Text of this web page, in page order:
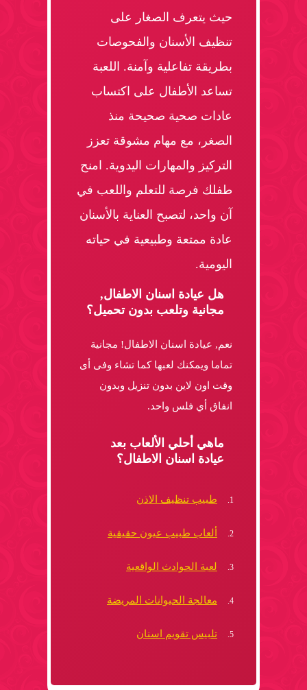
حيث يتعرف الصغار على
تنظيف الأسنان والفحوصات
بطريقة تفاعلية وآمنة. اللعبة
تساعد الأطفال على اكتساب
عادات صحية صحيحة منذ
الصغر، مع مهام مشوقة تعزز
التركيز والمهارات اليدوية. امنح
طفلك فرصة للتعلم واللعب في
آن واحد، لتصبح العناية بالأسنان
عادة ممتعة وطبيعية في حياته
اليومية.
هل عيادة اسنان الاطفال,
مجانية وتلعب بدون تحميل؟
نعم, عيادة اسنان الاطفال! مجانية
تماما ويمكنك لعبها كما تشاء وفى أى
وقت اون لاين بدون تنزيل وبدون
انفاق أي فلس واحد.
ماهي أحلي الألعاب بعد
عيادة اسنان الاطفال؟
طبيب تنظيف الاذن
ألعاب طبيب عيون حقيقية
لعبة الحوادث الواقعية
معالجة الحيوانات المريضة
تلبيس تقويم اسنان